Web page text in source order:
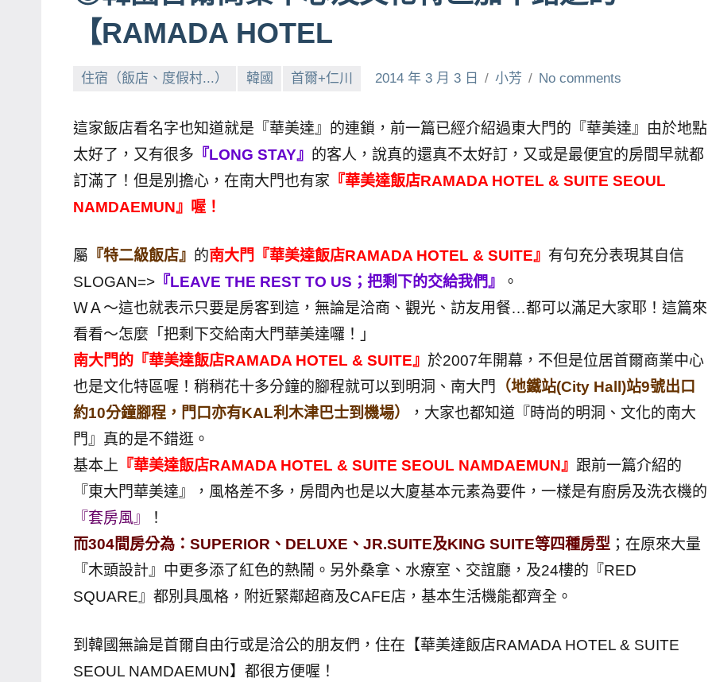
賓、
News
探
節
目
班
底、
節
目
主
持、
吳
哥
泰
國
旅
遊
書
作
發
會
及
【RAMADA HOTEL
住宿（飯店、度假村...） 韓國 首爾+仁川 2014 年 3 月 3 日 小芳 No comments
這家飯店看名字也知道就是『華美達』的連鎖，前一篇已經介紹過東大門的『華美達』由於地點
太好了，又有很多 『LONG STAY』 的客人，說真的還真不太好訂，又或是最便宜的房間早就都
訂滿了！但是別擔心，在南大門也有家 『華美達飯店RAMADA HOTEL & SUITE SEOUL
NAMDAEMUN』喔！
屬 『特二級飯店』 的南大門『華美達飯店RAMADA HOTEL & SUITE』 有句充分表現其自信
SLOGAN=> 『LEAVE THE REST TO US；把剩下的交給我們』
。
ＷＡ～這也就表示只要是房客到這，無論是洽商、觀光、訪友用餐…都可以滿足大家耶！這篇來
看看～怎麼「把剩下交給南大門華美達囉！」
南大門的『華美達飯店RAMADA HOTEL & SUITE』 於2007年開幕，不但是位居首爾商業中心
也是文化特區喔！稍稍花十多分鐘的腳程就可以到明洞、南大門
（地鐵站(City Hall)站9號出口
約10分鐘腳程，門口亦有KAL利木津巴士到機場）
，大家也都知道『時尚的明洞、文化的南大
門』真的是不錯逛。
基本上 『華美達飯店RAMADA HOTEL & SUITE SEOUL NAMDAEMUN』 跟前一篇介紹的
『東大門華美達』，風格差不多，房間內也是以大廈基本元素為要件，一樣是有廚房及洗衣機的
『套房風』
！
而304間房分為：SUPERIOR、DELUXE、JR.SUITE及KING SUITE等四種房型 ；在原來大量
『木頭設計』中更多添了紅色的熱鬧。另外桑拿、水療室、交誼廳，及24樓的『RED
SQUARE』都別具風格，附近緊鄰超商及CAFE店，基本生活機能都齊全。
到韓國無論是首爾自由行或是洽公的朋友們，住在【華美達飯店RAMADA HOTEL & SUITE
SEOUL NAMDAEMUN】都很方便喔！